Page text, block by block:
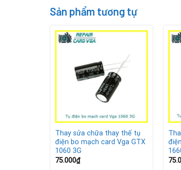
Máy tính thường xuyên khởi động
Card nóng bất thường ngay cả khi
Xuất hiện sọc, vạch kẻ ngang dọc
Nếu phát hiện một trong các dấu
Quy trình thay sửa
Sản phẩm tương tự
Thay sửa chữa thay thế tụ
điện bo mạch card Vga GTX
1060 3G
75.000₫